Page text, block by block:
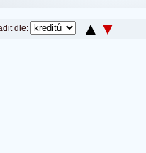
dle: ▲ ▼